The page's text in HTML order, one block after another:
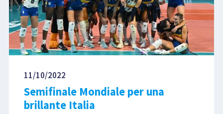
11/10/2022
Semifinale Mondiale per una
brillante Italia